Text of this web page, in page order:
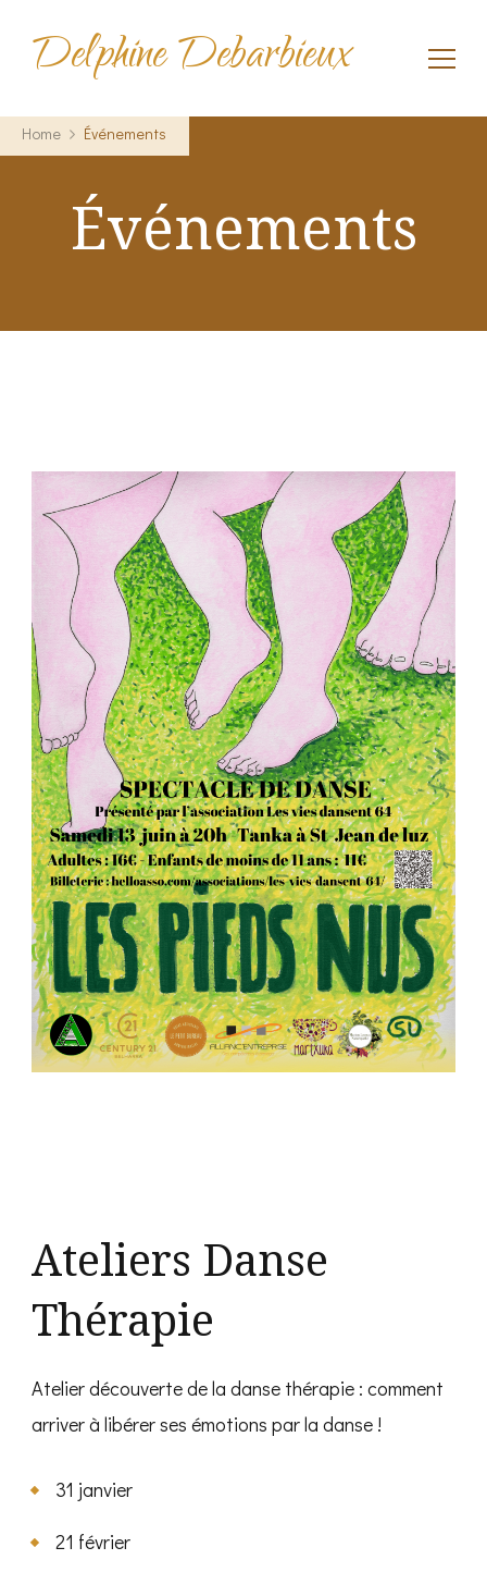
Delphine Debarbieux
Home Événements
Événements
Ateliers Danse
Thérapie
Atelier découverte de la danse thérapie : comment
arriver à libérer ses émotions par la danse !
31 janvier
21 février